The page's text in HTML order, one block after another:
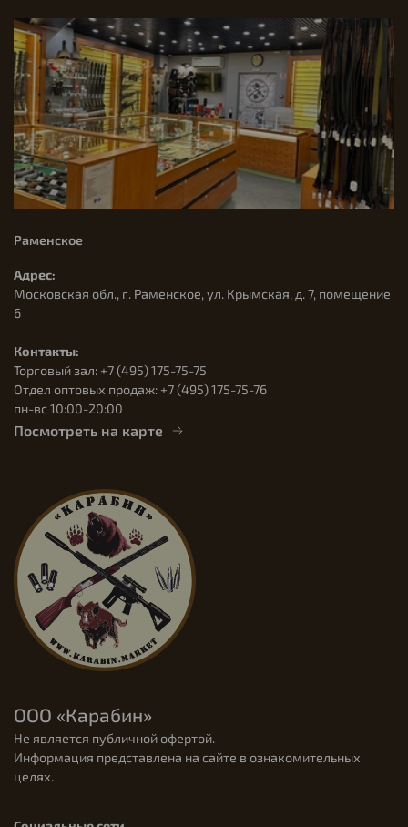
Раменское
Адрес:
Московская обл., г. Раменское, ул. Крымская, д. 7, помещение
6
Контакты:
Торговый зал: +7 (495) 175-75-75
Отдел оптовых продаж: +7 (495) 175-75-76
пн-вс 10:00-20:00
Посмотреть на карте
ООО «Карабин»
Не является публичной офертой.
Информация представлена на сайте в ознакомительных
целях.